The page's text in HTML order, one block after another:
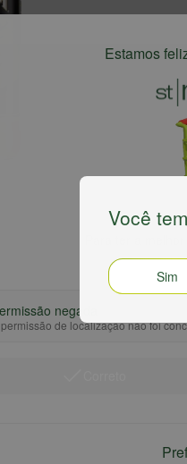
Estamos
negada
de localização não foi
Você
Sim